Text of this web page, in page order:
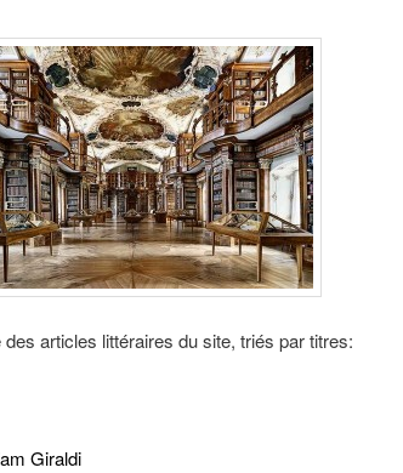
des articles littéraires du site, triés par titres:
Giraldi